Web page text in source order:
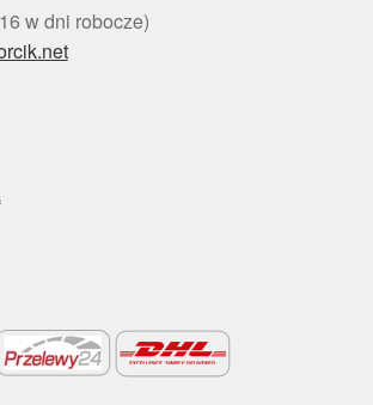
w dni robocze)